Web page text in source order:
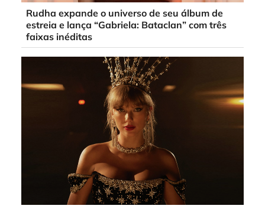
Rudha expande o universo de seu álbum de
estreia e lança “Gabriela: Bataclan” com três
faixas inéditas